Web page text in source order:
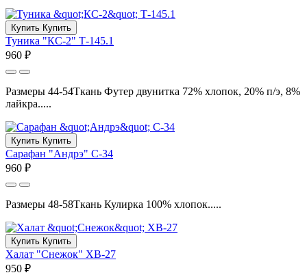
Купить Купить
Туника "КС-2" Т-145.1
960 ₽
Размеры 44-54Ткань Футер двунитка 72% хлопок, 20% п/э, 8%
лайкра.....
Купить Купить
Сарафан "Андрэ" С-34
960 ₽
Размеры 48-58Ткань Кулирка 100% хлопок.....
Купить Купить
Халат "Снежок" ХВ-27
950 ₽